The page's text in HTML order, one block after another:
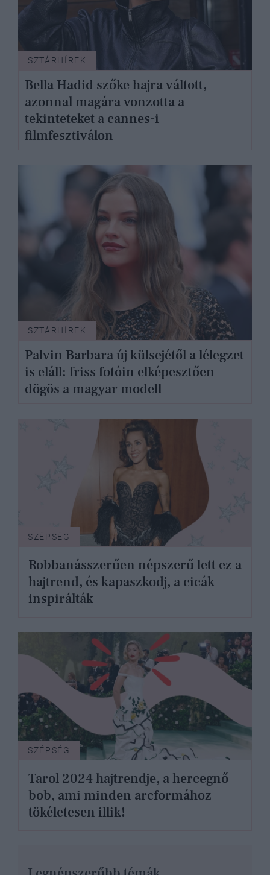
SZTÁRHÍREK
Bella Hadid szőke hajra váltott,
azonnal magára vonzotta a
tekinteteket a cannes-i
filmfesztiválon
SZTÁRHÍREK
Palvin Barbara új külsejétől a lélegzet
is eláll: friss fotóin elképesztően
dögös a magyar modell
SZÉPSÉG
Robbanásszerűen népszerű lett ez a
hajtrend, és kapaszkodj, a cicák
inspirálták
SZÉPSÉG
Tarol 2024 hajtrendje, a hercegnő
bob, ami minden arcformához
tökéletesen illik!